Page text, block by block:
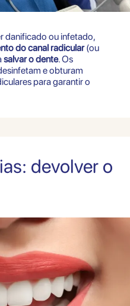
danificado ou infetado,
do canal radicular(ou
salvar o dente. Os
e obturam
para garantir o
devolver o